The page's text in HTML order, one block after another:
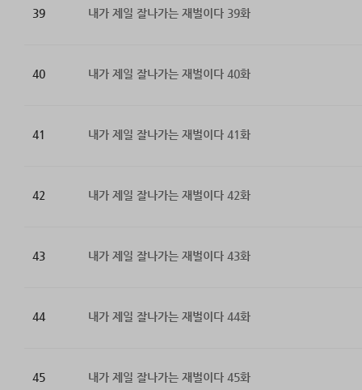
39 내가 제일 잘나가는 재벌이다 39화
40 내가 제일 잘나가는 재벌이다 40화
41 내가 제일 잘나가는 재벌이다 41화
42 내가 제일 잘나가는 재벌이다 42화
43 내가 제일 잘나가는 재벌이다 43화
44 내가 제일 잘나가는 재벌이다 44화
45 내가 제일 잘나가는 재벌이다 45화